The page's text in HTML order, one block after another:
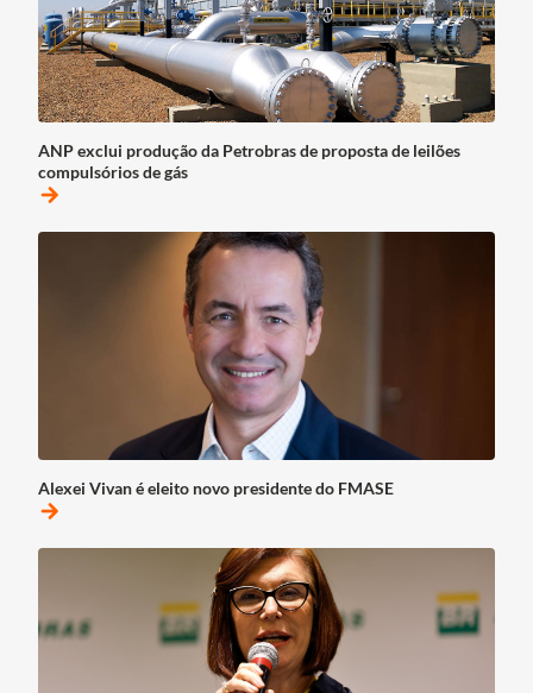
ANP exclui produção da Petrobras de proposta de leilões
compulsórios de gás
arrow_forward
Alexei Vivan é eleito novo presidente do FMASE
arrow_forward